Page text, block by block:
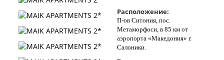
Расположение:
П-ов Ситония, пос.
Метаморфоси, в 85 км от
аэропорта «Македония» г.
Салоники.